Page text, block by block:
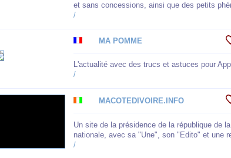
et sans concessions, ainsi que des petits
/
MA POMME
L'actualité avec des trucs et astuces pour
/
MACOTEDIVOIRE.INFO
Un site de la présidence de la république de
nationale, avec sa "Une", son "Edito" et une
/